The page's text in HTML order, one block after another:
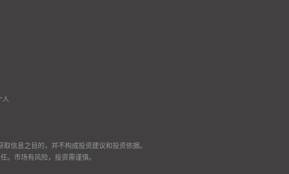
人
信息之目的，并不构成投资建议和投资依据。
。市场有风险，投资需谨慎。